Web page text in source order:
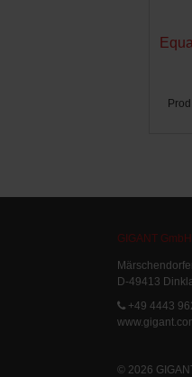
GIGANT GmbH
D-49413
+49 4443
© 2026